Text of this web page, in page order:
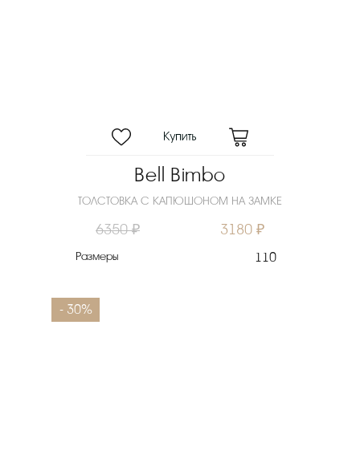
Bell Bimbo
ТОЛСТОВКА С КАПЮШОНОМ НА ЗАМКЕ
6350 ₽ 3180 ₽
Размеры 110
- 30%